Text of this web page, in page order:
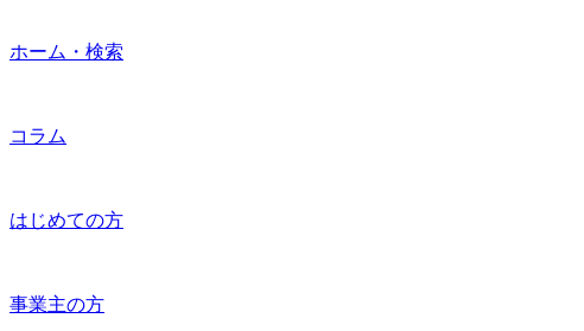
ホーム・検索
コラム
はじめての方
事業主の方